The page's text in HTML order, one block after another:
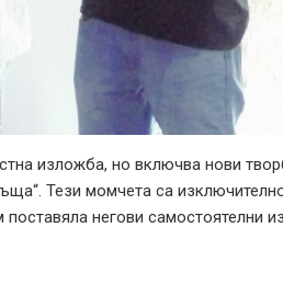
изложба, но включва нови
Тези момчета са
негови самостоятелни